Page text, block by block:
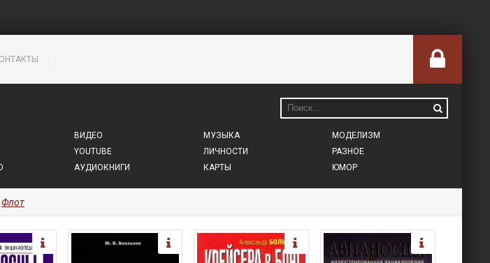
ВИДЕО
YOUTUBE
АУДИОКНИГИ
МУЗЫКА
ЛИЧНОСТИ
КАРТЫ
МОДЕЛИЗМ
РАЗНОЕ
ЮМОР
Флот